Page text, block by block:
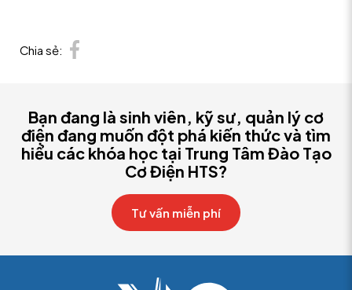
Chia sẻ:
Bạn đang là sinh viên, kỹ sư, quản lý cơ
điện đang muốn đột phá kiến thức và tìm
hiểu các khóa học tại Trung Tâm Đào Tạo
Cơ Điện HTS?
Tư vấn miễn phí